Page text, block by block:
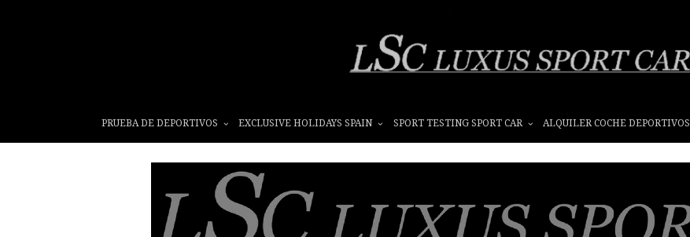
PRUEBA DE DEPORTIVOS EXCLUSIVE HOLIDAYS SPAIN SPORT TESTING SPORT CAR ALQUILER COCHE DEPORTIVOS